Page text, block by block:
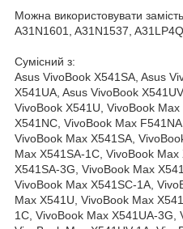
Можна використовувати
A31N1601, A31N1537, A31LP4Q.
Сумісний з:
Asus VivoBook X541SA, Asus
X541UA, Asus VivoBook
VivoBook X541U, VivoBook
X541NC, VivoBook Max
VivoBook Max X541SA,
Max X541SA-1C, VivoBook
X541SA-3G, VivoBook Max
VivoBook Max X541SC-1A,
Max X541U, VivoBook Max
1C, VivoBook Max X541UA-3G,